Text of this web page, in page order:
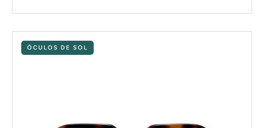
ÓCULOS DE SOL